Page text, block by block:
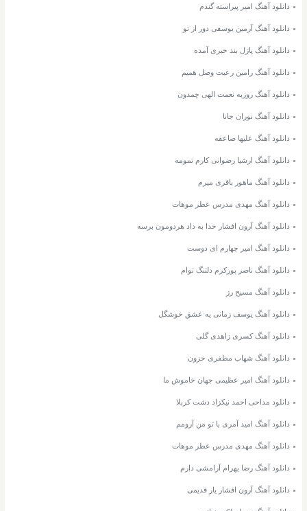
دانلود آهنگ امیر پیراسته گندم
دانلود آهنگ آرمین یوسفی دور از تو
دانلود آهنگ پازل بند خبری آمده
دانلود آهنگ رامین رعیت وصل همیم
دانلود آهنگ روزبه نعمت الهی چمدون
دانلود آهنگ نوران جانا
دانلود آهنگ علیها صاعقه
دانلود آهنگ ارشیا رضوانی کارم تمومه
دانلود آهنگ ماهور باقری میرم
دانلود آهنگ مهدی مدرس عطر موهات
دانلود آهنگ آرون افشار خدا به داد هردومون برسه
دانلود آهنگ امیر چهارم ای دوست
دانلود آهنگ ناصر پورکرم دلتنگ توام
دانلود آهنگ مسیح رز
دانلود آهنگ یوسف زمانی یه عشق خوشگل
دانلود آهنگ کسری زاهدی گلی
دانلود آهنگ شهاب مظفری خزون
دانلود آهنگ امیر عظیمی جهان خاموش ما
دانلود مداحی احمد نیکزاد دشت کربلا
دانلود آهنگ امید آمری با تو من آرومم
دانلود آهنگ مهدی مدرس عطر موهات
دانلود آهنگ رضا بهرام آرامشی دارم
دانلود آهنگ آرون افشار یار قدیمی